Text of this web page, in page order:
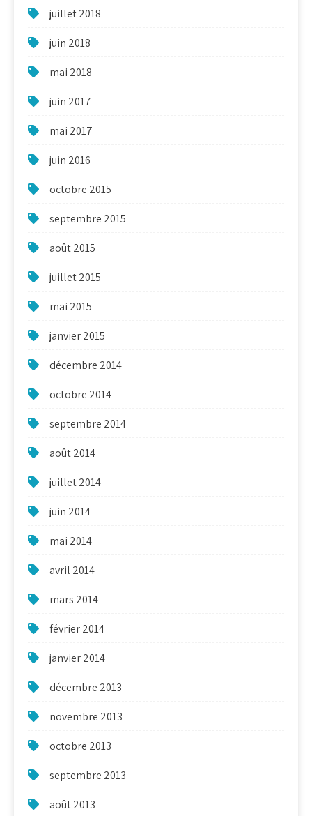
juillet 2018
juin 2018
mai 2018
juin 2017
mai 2017
juin 2016
octobre 2015
septembre 2015
août 2015
juillet 2015
mai 2015
janvier 2015
décembre 2014
octobre 2014
septembre 2014
août 2014
juillet 2014
juin 2014
mai 2014
avril 2014
mars 2014
février 2014
janvier 2014
décembre 2013
novembre 2013
octobre 2013
septembre 2013
août 2013